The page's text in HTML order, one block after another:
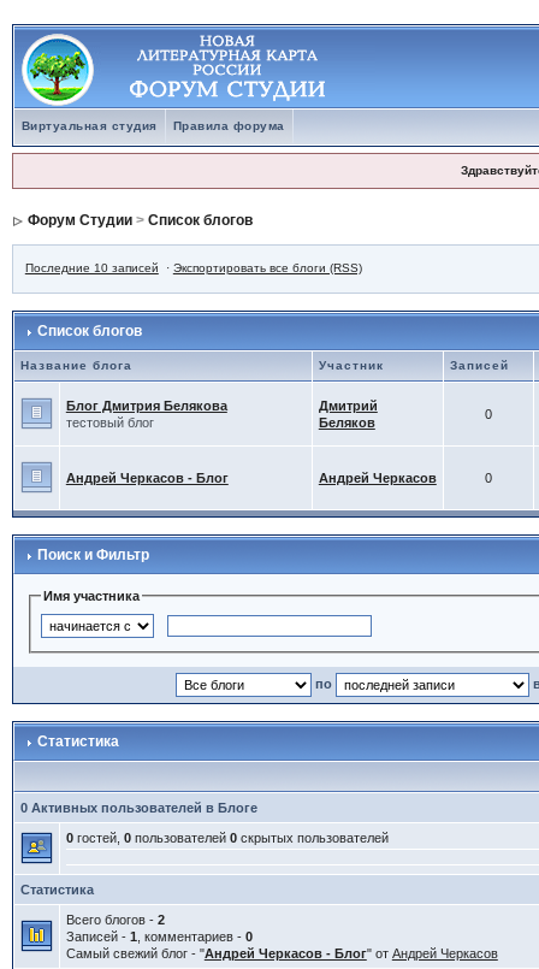
Виртуальная студия Правила форума
Форум Студии> Список блогов
Последние 10 записей · Экспортировать все блоги (RSS)
Список блогов
Название блога Участник Записей
Блог Дмитрия Белякова
тестовый блог
Дмитрий
Беляков
0
Андрей Черкасов - Блог Андрей Черкасов 0
Поиск и Фильтр
Имя участника
по
Статистика
0 Активных пользователей в Блоге
0гостей, 0пользователей 0скрытых пользователей
Статистика
Всего блогов - 2
Записей - 1 , комментариев - 0
Самый свежий блог - "Андрей Черкасов - Блог" от Андрей Черкасов